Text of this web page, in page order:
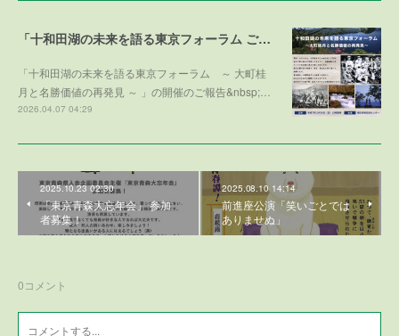
「十和田湖の未来を語る東京フォーラム ご寄付のお礼」
「十和田湖の未来を語る東京フォーラム ～ 大町桂
月と名勝価値の再発見 ～ 」の開催のご報告&nbsp;…
2026.04.07 04:29
2025.10.23 02:30
「東京青森大忘年会」 参加
者募集！
2025.08.10 14:14
前進座公演「笑いごとでは
ありませぬ」
0コメント